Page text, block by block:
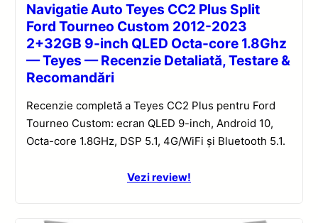
Navigatie Auto Teyes CC2 Plus Split
Ford Tourneo Custom 2012-2023
2+32GB 9-inch QLED Octa-core 1.8Ghz
— Teyes — Recenzie Detaliată, Testare &
Recomandări
Recenzie completă a Teyes CC2 Plus pentru Ford
Tourneo Custom: ecran QLED 9-inch, Android 10,
Octa-core 1.8GHz, DSP 5.1, 4G/WiFi și Bluetooth 5.1.
Vezi review!